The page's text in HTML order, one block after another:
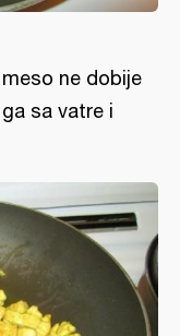
ne dobije
sa vatre i